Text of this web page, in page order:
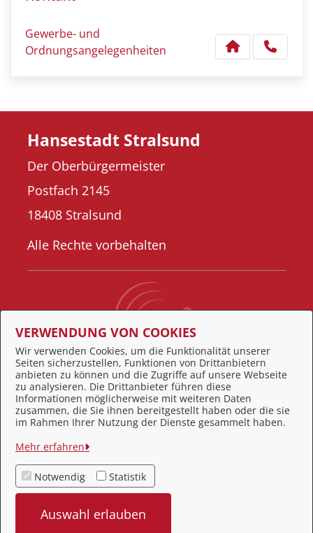
Gewerbe- und
Ordnungsangelegenheiten
Behördennummer 115
Hansestadt Stralsund
Der Oberbürgermeister
Postfach 2145
18408 Stralsund
Alle Rechte vorbehalten
Feedback
Impressum
Datenschutz
Kontakt
Barrierefreiheit
VERWENDUNG VON COOKIES
Wir verwenden Cookies, um die Funktionalität unserer
Seiten sicherzustellen, Funktionen von Drittanbietern
anbieten zu können und die Zugriffe auf unsere Webseite
zu analysieren. Die Drittanbieter führen diese
Informationen möglicherweise mit weiteren Daten
zusammen, die Sie ihnen bereitgestellt haben oder die sie
im Rahmen Ihrer Nutzung der Dienste gesammelt haben.
Mehr erfahren
Notwendig Statistik
Auswahl erlauben